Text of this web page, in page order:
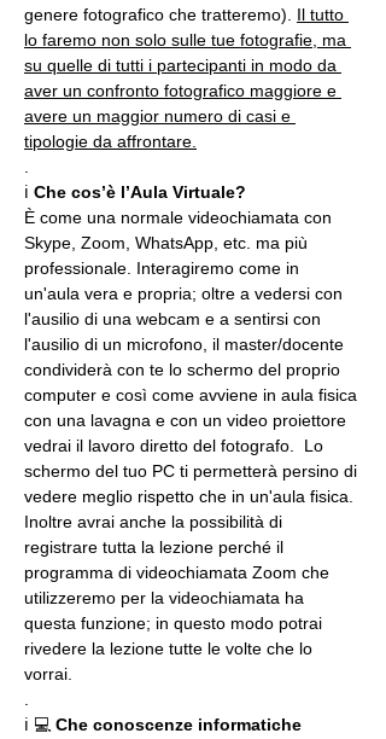
genere fotografico che tratteremo). Il tutto
lo faremo non solo sulle tue fotografie, ma
su quelle di tutti i partecipanti in modo da
aver un confronto fotografico maggiore e
avere un maggior numero di casi e
tipologie da affrontare.
ℹ Che cos’è l’Aula Virtuale?
È come una normale videochiamata con
Skype, Zoom, WhatsApp, etc. ma più
professionale. Interagiremo come in
un'aula vera e propria; oltre a vedersi con
l'ausilio di una webcam e a sentirsi con
l'ausilio di un microfono, il master/docente
condividerà con te lo schermo del proprio
computer e così come avviene in aula fisica
con una lavagna e con un video proiettore
vedrai il lavoro diretto del fotografo.  Lo
schermo del tuo PC ti permetterà persino di
vedere meglio rispetto che in un'aula fisica.
Inoltre avrai anche la possibilità di
registrare tutta la lezione perché il
programma di videochiamata Zoom che
utilizzeremo per la videochiamata ha
questa funzione; in questo modo potrai
rivedere la lezione tutte le volte che lo
vorrai.
ℹ 💻 Che conoscenze informatiche